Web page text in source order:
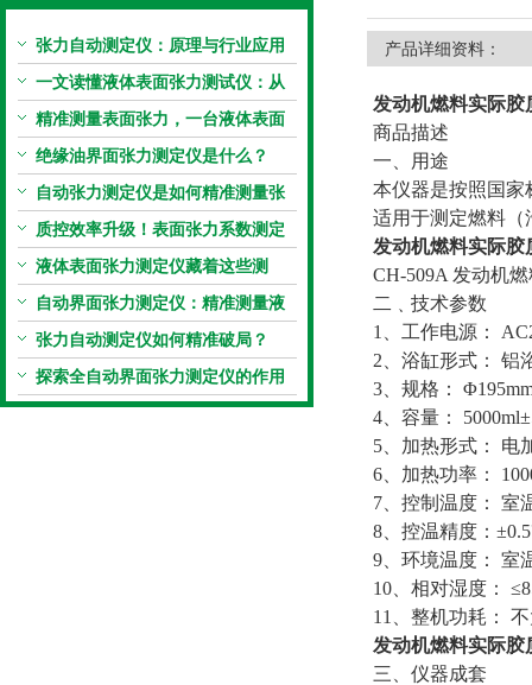
张力自动测定仪：原理与行业应用
解析
一文读懂液体表面张力测试仪：从
原理到应用全掌握
精准测量表面张力，一台液体表面
张力系数测量仪就够了
绝缘油界面张力测定仪是什么？
自动张力测定仪是如何精准测量张
力的？
质控效率升级！表面张力系数测定
仪真香警告
液体表面张力测定仪藏着这些测
定“小窍门”
自动界面张力测定仪：精准测量液
体界面张力的关键设备
张力自动测定仪如何精准破局？
探索全自动界面张力测定仪的作用
产品详细资料：
发动机燃料实际胶
商品描述
一、用途
本仪器是按照国家
适用于测定燃料（
发动机燃料实际胶
CH-509A 发动机
二﹑技术参数
1、工作电源：
2、浴缸形式： 铝
3、规格：
4、容量：
5、加热形式： 电
6、加热功率：
7、控制温度： 室
8、控温精度：
9、环境温度： 室
10、相对湿度：
11、整机功耗：
发动机燃料实际胶
三、仪器成套